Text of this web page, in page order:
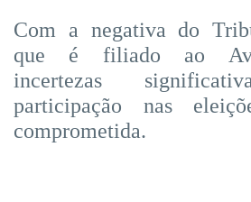
Com a negativa do
que é filiado ao
incertezas
participação nas
comprometida.